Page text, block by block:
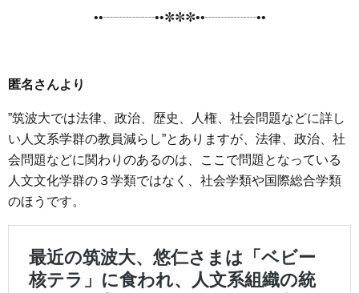
••┈┈┈┈••✼✼✼••┈┈┈┈••
匿名さんより
”筑波大では法律、政治、歴史、人権、社会問題などに詳し
い人文系学群の教員減らし”とありますが、法律、政治、社
会問題などに関わりのあるのは、ここで問題となっている
人文文化学群の３学類ではなく、社会学類や国際総合学類
のほうです。